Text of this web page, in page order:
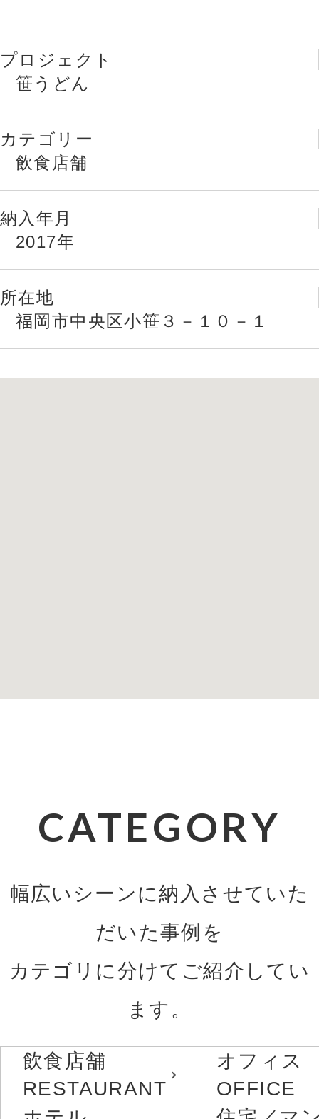
プロジェクト
笹うどん
カテゴリー
飲食店舗
納入年月
2017年
所在地
福岡市中央区小笹３－１０－１
CATEGORY
幅広いシーンに納入させていた
だいた事例を
カテゴリに分けてご紹介してい
ます。
飲食店舗
RESTAURANT
オフィス
OFFICE